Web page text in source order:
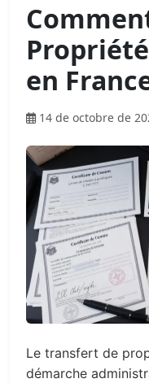
en
14 de octobre de
Le transfert de
démarche